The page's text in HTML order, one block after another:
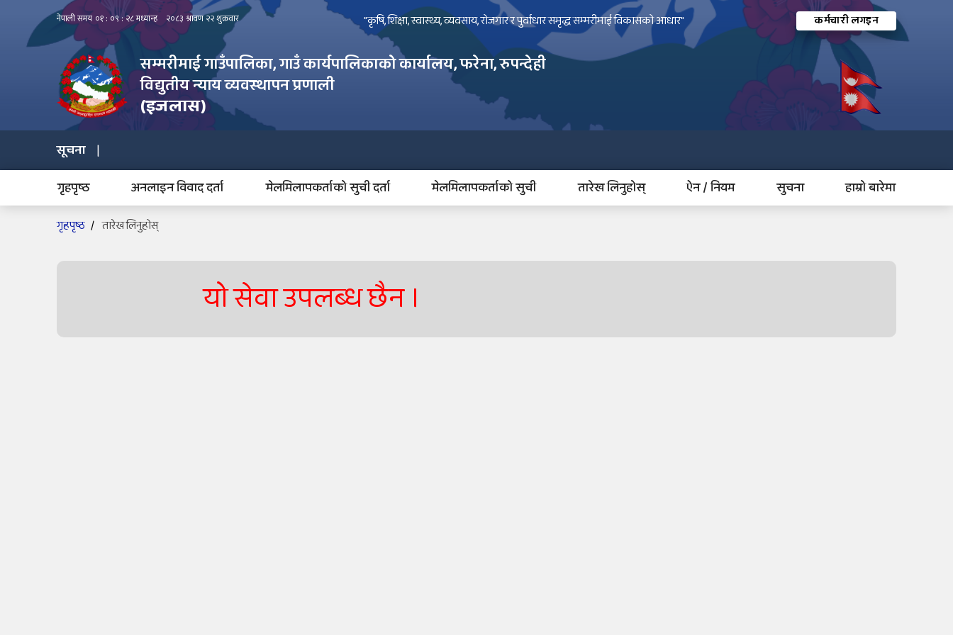
"कृषि, शिक्षा, स्वास्थ्य, व्यवसाय, रोजगार र पुर्वाधार समृद्ध सम्मरीमाई विकासको आधार" कर्मचारी लगइन
सम्मरीमाई गाउँपालिका, गाउँ कार्यपालिकाको कार्यालय, फरेना, रुपन्देही
विद्युतीय न्याय व्यवस्थापन प्रणाली
(इजलास)
सूचना
गृहपृष्ठ
अनलाइन विवाद दर्ता मेलमिलापकर्ताको सुची दर्ता मेलमिलापकर्ताको सुची तारेख लिनुहोस् ऐन / नियम सुचना हाम्रो बारेमा
गृहपृष्ठ तारेख लिनुहोस्
यो सेवा उपलब्ध छैन ।